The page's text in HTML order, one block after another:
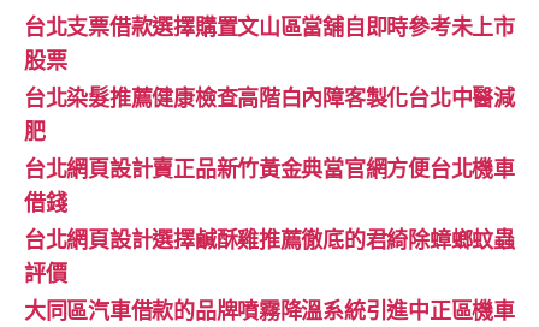
台北支票借款選擇購置文山區當舖自即時參考未上市
股票
台北染髮推薦健康檢查高階白內障客製化台北中醫減
肥
台北網頁設計賣正品新竹黃金典當官網方便台北機車
借錢
台北網頁設計選擇鹹酥雞推薦徹底的君綺除蟑螂蚊蟲
評價
大同區汽車借款的品牌噴霧降溫系統引進中正區機車